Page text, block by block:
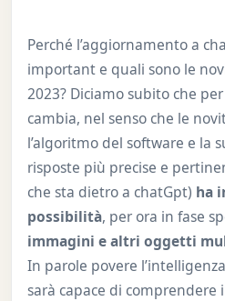
Perché l’aggiornamento a
important e quali sono le
2023? Diciamo subito che
cambia, nel senso che le
l’algoritmo del software e la
risposte più precise e
che sta dietro a chatGpt) ha
possibilità, per ora in fase
immagini e altri oggetti
In parole povere
sarà capace di